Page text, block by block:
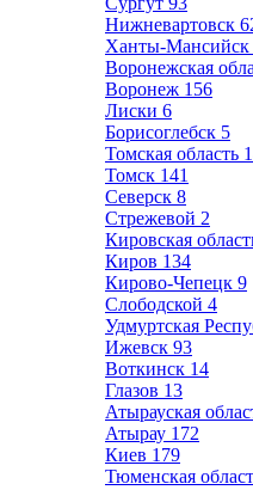
Нижневартовск
Ханты-Мансийск
Воронежская
Воронеж 156
Лиски 6
Борисоглебск 5
Томская область
Томск 141
Северск 8
Стрежевой 2
Кировская
Киров 134
Кирово-Чепецк 9
Слободской 4
Удмуртская
Ижевск 93
Воткинск 14
Глазов 13
Атырауская
Атырау 172
Киев 179
Тюменская